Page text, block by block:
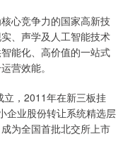
心竞争力的国家高新技
、声学及人工智能技术
能化、高价值的一站式
营效能。
，2011年在新三板挂
企业股份转让系统精选层
为全国首批北交所上市